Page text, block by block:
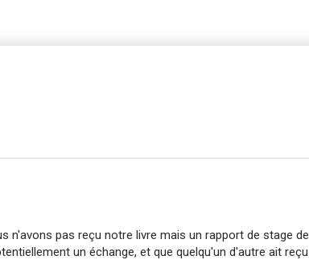
n'avons pas reçu notre livre mais un rapport de stage de
un échange, et que quelqu'un d'autre ait reçu